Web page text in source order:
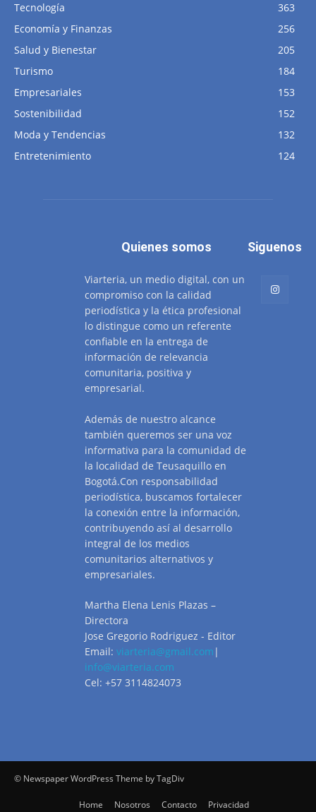
Tecnología
363
Economía y Finanzas
256
Salud y Bienestar
205
Turismo
184
Empresariales
153
Sostenibilidad
152
Moda y Tendencias
132
Entretenimiento
124
Quienes somos
Viarteria, un medio digital, con un
compromiso con la calidad
periodística y la ética profesional
lo distingue como un referente
confiable en la entrega de
información de relevancia
comunitaria, positiva y
empresarial.
Además de nuestro alcance
también queremos ser una voz
informativa para la comunidad de
la localidad de Teusaquillo en
Bogotá.Con responsabilidad
periodística, buscamos fortalecer
la conexión entre la información,
contribuyendo así al desarrollo
integral de los medios
comunitarios alternativos y
empresariales.
Martha Elena Lenis Plazas –
Directora
Jose Gregorio Rodriguez - Editor
Email: viarteria@gmail.com |
info@viarteria.com
Cel: +57 3114824073
Siguenos
© Newspaper WordPress Theme by TagDiv
Home Nosotros Contacto Privacidad